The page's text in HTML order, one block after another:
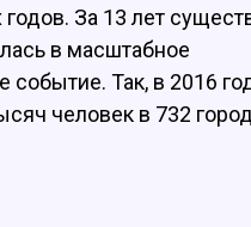
годов. За 13 лет
в масштабное
Так, в 2016
человек в 732